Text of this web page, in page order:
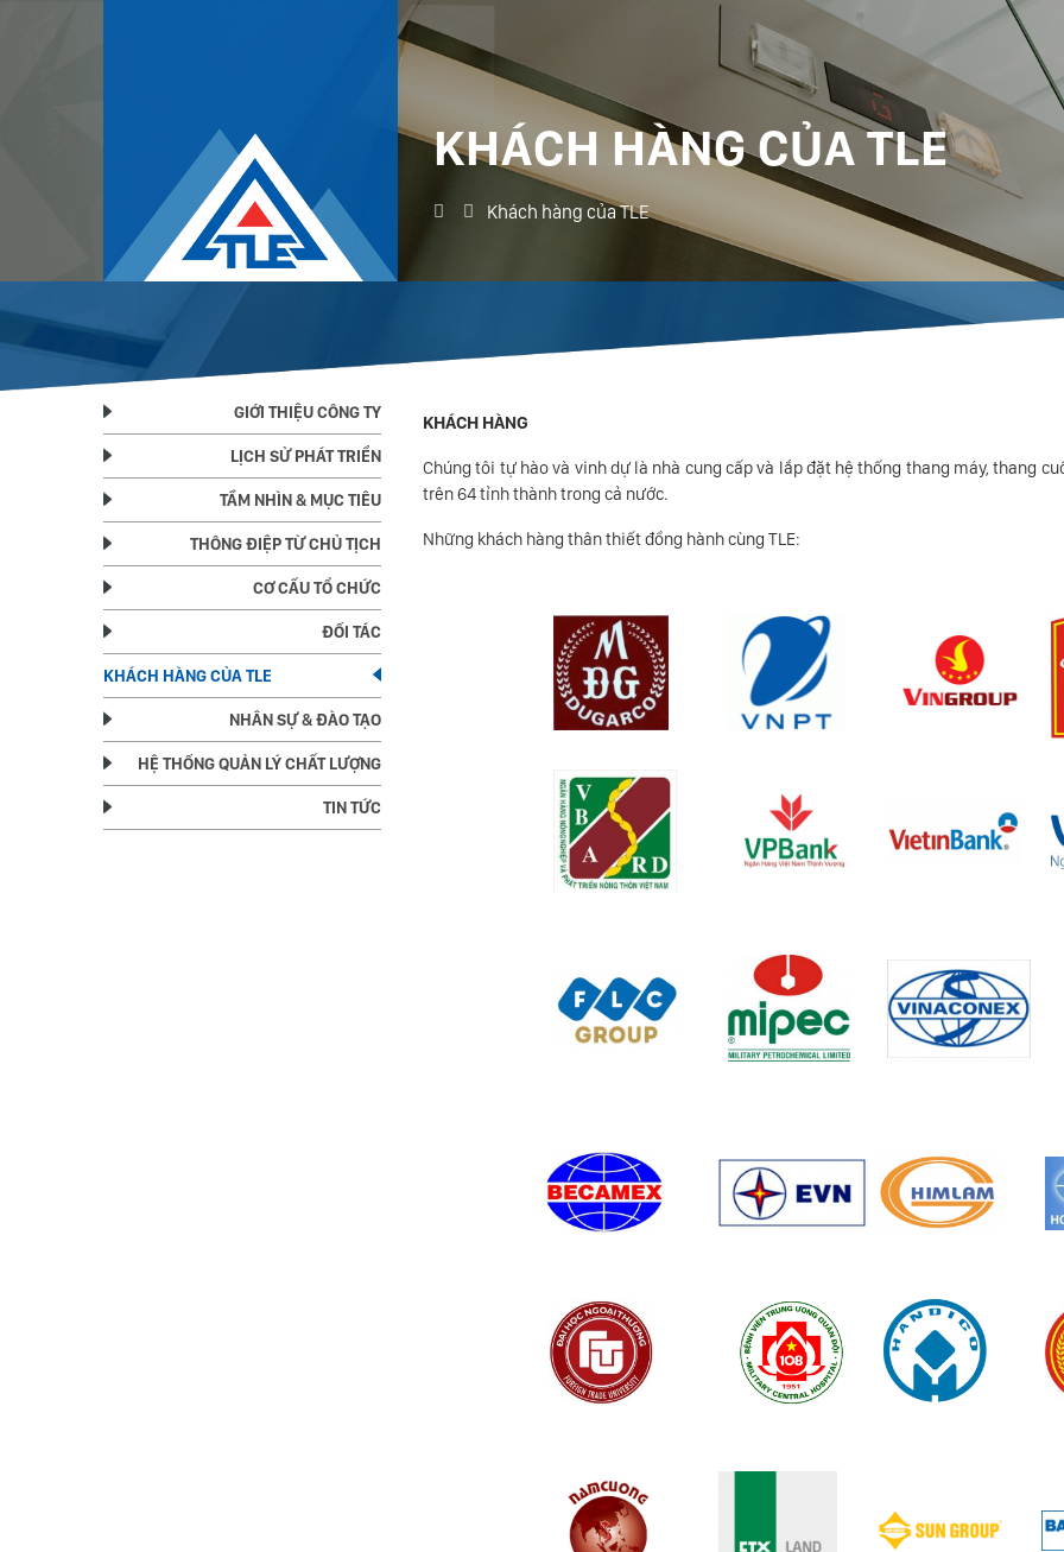
KHÁCH HÀNG CỦA TLE
Khách hàng của TLE
GIỚI THIỆU CÔNG TY
LỊCH SỬ PHÁT TRIỂN
TẦM NHÌN & MỤC TIÊU
THÔNG ĐIỆP TỪ CHỦ TỊCH
CƠ CẤU TỔ CHỨC
ĐỐI TÁC
KHÁCH HÀNG CỦA TLE
NHÂN SỰ & ĐÀO TẠO
HỆ THỐNG QUẢN LÝ CHẤT LƯỢNG
TIN TỨC
KHÁCH HÀNG
Chúng tôi tự hào và vinh dự là nhà cung cấp và lắp đặt hệ thống thang máy, thang
trên 64 tỉnh thành trong cả nước.
Những khách hàng thân thiết đồng hành cùng TLE: